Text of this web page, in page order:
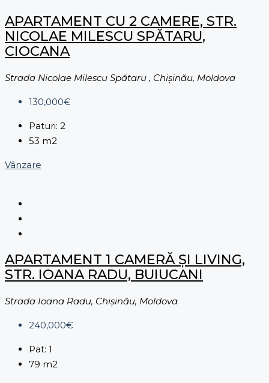
APARTAMENT CU 2 CAMERE, STR.
NICOLAE MILESCU SPĂTARU,
CIOCANA
Strada Nicolae Milescu Spătaru , Chișinău, Moldova
130,000€
Paturi: 2
53 m2
Vânzare
APARTAMENT 1 CAMERĂ ȘI LIVING,
STR. IOANA RADU, BUIUCANI
Strada Ioana Radu, Chișinău, Moldova
240,000€
Pat: 1
79 m2